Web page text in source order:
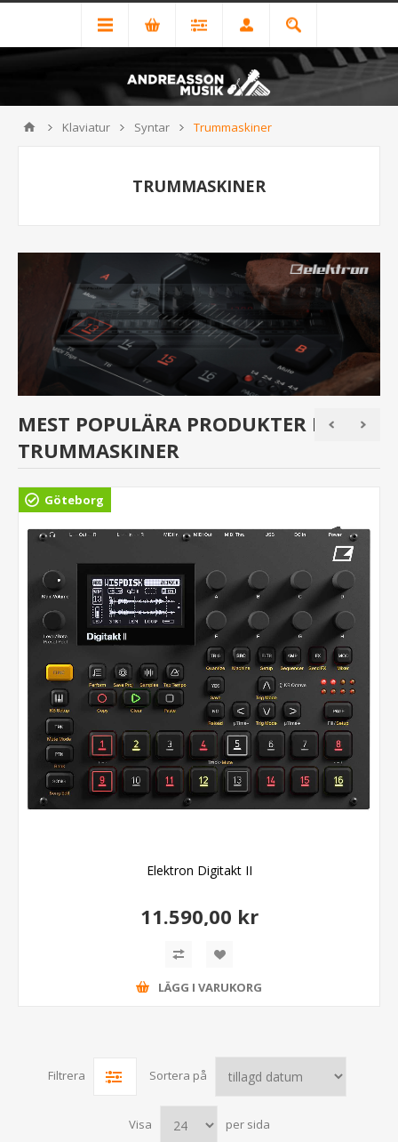
Klaviatur Syntar Trummaskiner
TRUMMASKINER
MEST POPULÄRA PRODUKTER I
TRUMMASKINER
Göteborg
Elektron Digitakt II
11.590,00 kr
LÄGG I VARUKORG
Filtrera Sortera på
Visa per sida